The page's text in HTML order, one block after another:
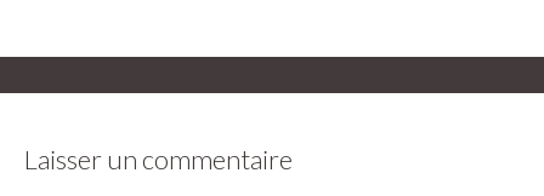
Laisser un commentaire